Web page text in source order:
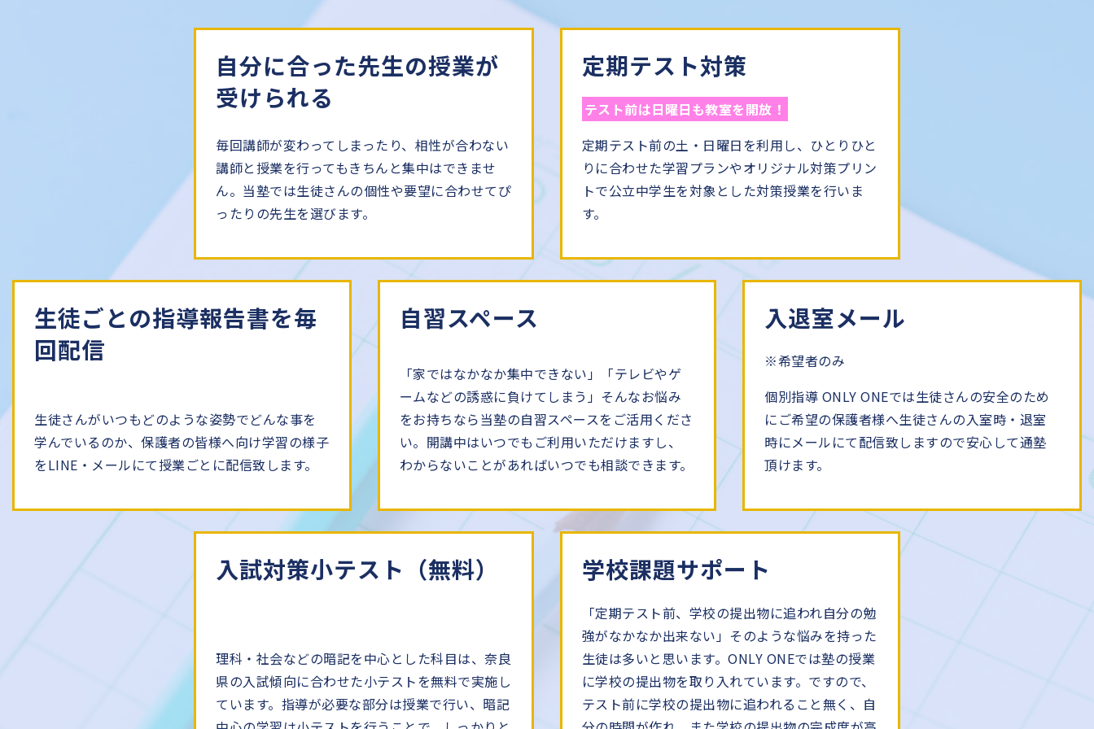
自分に合った先生の授業が
受けられる
毎回講師が変わってしまったり、相性が合わない
講師と授業を行ってもきちんと集中はできませ
ん。当塾では生徒さんの個性や要望に合わせてぴ
ったりの先生を選びます。
定期テスト対策
テスト前は日曜日も教室を開放！
定期テスト前の土・日曜日を利用し、ひとりひと
りに合わせた学習プランやオリジナル対策プリン
トで公立中学生を対象とした対策授業を行いま
す。
生徒ごとの指導報告書を毎
回配信
生徒さんがいつもどのような姿勢でどんな事を
学んでいるのか、保護者の皆様へ向け学習の様子
をLINE・メールにて授業ごとに配信致します。
自習スペース
「家ではなかなか集中できない」「テレビやゲ
ームなどの誘惑に負けてしまう」そんなお悩み
をお持ちなら当塾の自習スペースをご活用くださ
い。開講中はいつでもご利用いただけますし、
わからないことがあればいつでも相談できます。
入退室メール
※希望者のみ
個別指導 ONLY ONEでは生徒さんの安全のため
にご希望の保護者様へ生徒さんの入室時・退室
時にメールにて配信致しますので安心して通塾
頂けます。
入試対策小テスト（無料）
理科・社会などの暗記を中心とした科目は、奈良
県の入試傾向に合わせた小テストを無料で実施し
ています。指導が必要な部分は授業で行い、暗記
学校課題サポート
「定期テスト前、学校の提出物に追われ自分の勉
強がなかなか出来ない」そのような悩みを持った
生徒は多いと思います。ONLY ONEでは塾の授業
に学校の提出物を取り入れています。ですので、
テスト前に学校の提出物に追われること無く、自